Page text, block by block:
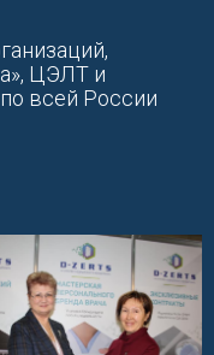
ЦЭЛТ и
всей России